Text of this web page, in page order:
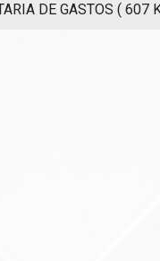
DE GASTOS ( 607